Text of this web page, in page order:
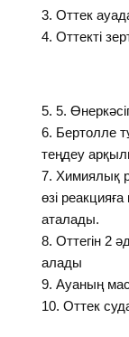
Оттек
Оттекті
5.
Бертолле
теңдеу
Химиялық
өзі
аталады.
Оттегін 2
алады
Ауаның
Оттек